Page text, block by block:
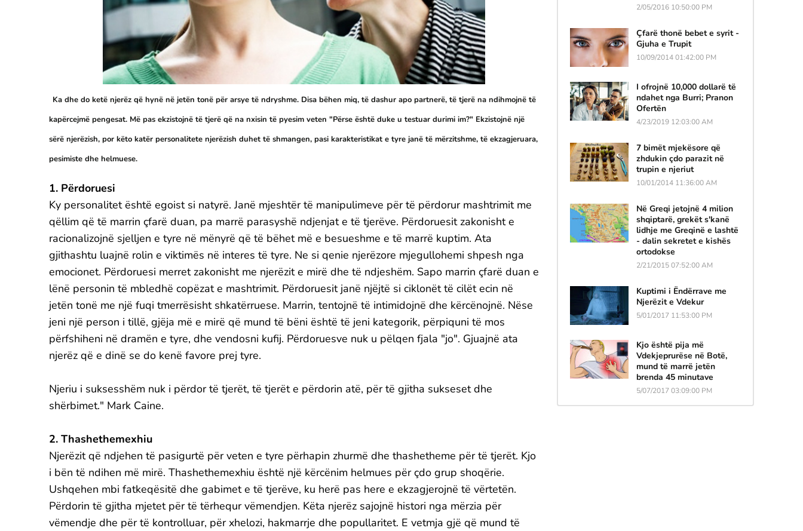
Ka dhe do ketë njerëz që hynë në jetën tonë për arsye të ndryshme. Disa bëhen miq, të dashur apo partnerë, të tjerë na ndihmojnë të
kapërcejmë pengesat. Më pas ekzistojnë të tjerë që na nxisin të pyesim veten "Përse është duke u testuar durimi im?" Ekzistojnë një
sërë njerëzish, por këto katër personalitete njerëzish duhet të shmangen, pasi karakteristikat e tyre janë të mërzitshme, të ekzagjeruara,
pesimiste dhe helmuese.
1. Përdoruesi
Ky personalitet është egoist si natyrë. Janë mjeshtër të manipulimeve për të përdorur mashtrimit me
qëllim që të marrin çfarë duan, pa marrë parasyshë ndjenjat e të tjerëve. Përdoruesit zakonisht e
racionalizojnë sjelljen e tyre në mënyrë që të bëhet më e besueshme e të marrë kuptim. Ata
gjithashtu luajnë rolin e viktimës në interes të tyre. Ne si qenie njerëzore mjegullohemi shpesh nga
emocionet. Përdoruesi merret zakonisht me njerëzit e mirë dhe të ndjeshëm. Sapo marrin çfarë duan e
lënë personin të mbledhë copëzat e mashtrimit. Përdoruesit janë njëjtë si ciklonët të cilët ecin në
jetën tonë me një fuqi tmerrësisht shkatërruese. Marrin, tentojnë të intimidojnë dhe kërcënojnë. Nëse
jeni një person i tillë, gjëja më e mirë që mund të bëni është të jeni kategorik, përpiquni të mos
përfshiheni në dramën e tyre, dhe vendosni kufij. Përdoruesve nuk u pëlqen fjala "jo". Gjuajnë ata
njerëz që e dinë se do kenë favore prej tyre.
Njeriu i suksesshëm nuk i përdor të tjerët, të tjerët e përdorin atë, për të gjitha sukseset dhe
shërbimet." Mark Caine.
2. Thashethemexhiu
Njerëzit që ndjehen të pasigurtë për veten e tyre përhapin zhurmë dhe thashetheme për të tjerët. Kjo
i bën të ndihen më mirë. Thashethemexhiu është një kërcënim helmues për çdo grup shoqërie.
Ushqehen mbi fatkeqësitë dhe gabimet e të tjerëve, ku herë pas here e ekzagjerojnë të vërtetën.
Përdorin të gjitha mjetet për të tërhequr vëmendjen. Këta njerëz sajojnë histori nga mërzia për
vëmendje dhe për të kontrolluar, për xhelozi, hakmarrje dhe popullaritet. E vetmja gjë që mund të
2/05/2016 10:50:00 PM
Çfarë thonë bebet e syrit -
Gjuha e Trupit
10/09/2014 01:42:00 PM
I ofrojnë 10,000 dollarë të
ndahet nga Burri; Pranon
Ofertën
4/23/2019 12:03:00 AM
7 bimët mjekësore që
zhdukin çdo parazit në
trupin e njeriut
10/01/2014 11:36:00 AM
Në Greqi jetojnë 4 milion
shqiptarë, grekët s'kanë
lidhje me Greqinë e lashtë
- dalin sekretet e kishës
ortodokse
2/21/2015 07:52:00 AM
Kuptimi i Ëndërrave me
Njerëzit e Vdekur
5/01/2017 11:53:00 PM
Kjo është pija më
Vdekjeprurëse në Botë,
mund të marrë jetën
brenda 45 minutave
5/07/2017 03:09:00 PM